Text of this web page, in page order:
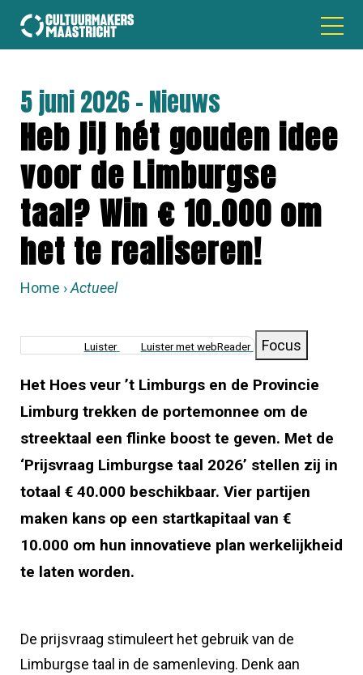
5 juni 2026 - Nieuws
Heb jij hét gouden idee
voor de Limburgse
taal? Win € 10.000 om
het te realiseren!
KRUIMELPAD
Home Actueel
Luister Luister met webReader Focus
Het Hoes veur ’t Limburgs en de Provincie
Limburg trekken de portemonnee om de
streektaal een flinke boost te geven. Met de
‘Prijsvraag Limburgse taal 2026’ stellen zij in
totaal € 40.000 beschikbaar. Vier partijen
maken kans op een startkapitaal van €
10.000 om hun innovatieve plan werkelijkheid
te laten worden.
De prijsvraag stimuleert het gebruik van de
Limburgse taal in de samenleving. Denk aan